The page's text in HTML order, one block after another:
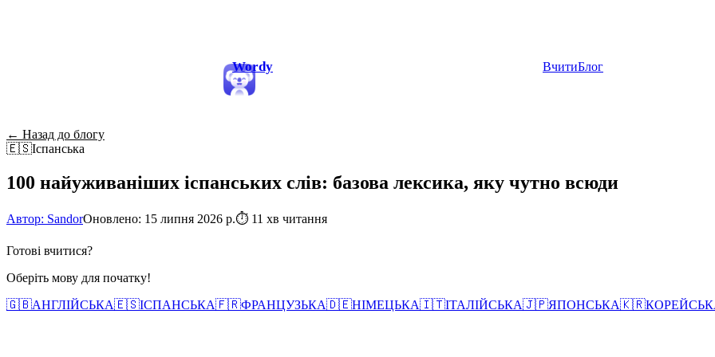
Wordy ВчитиБлог
← Назад до блогу
🇪🇸Іспанська
100 найуживаніших іспанських слів: базова лексика, яку чутно всюди
Автор: SandorОновлено: 15 липня 2026 р.⏱ 11 хв читання
Готові вчитися?
Оберіть мову для початку!
🇬🇧АНГЛІЙСЬКА🇪🇸ІСПАНСЬКА🇫🇷ФРАНЦУЗЬКА🇩🇪НІМЕЦЬКА🇮🇹ІТАЛІЙСЬКА🇯🇵ЯПОНСЬКА🇰🇷